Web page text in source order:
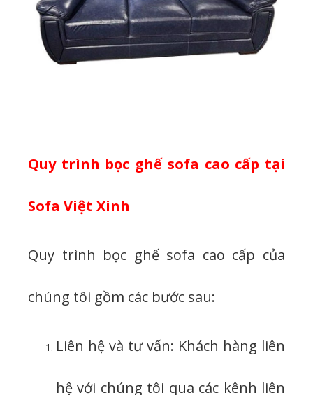
Quy trình bọc ghế sofa cao cấp tại
Sofa Việt Xinh
Quy trình bọc ghế sofa cao cấp của
chúng tôi gồm các bước sau:
Liên hệ và tư vấn: Khách hàng liên
hệ với chúng tôi qua các kênh liên